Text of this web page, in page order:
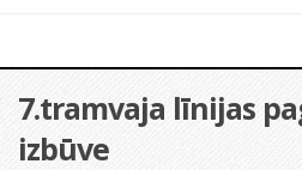
7.tramvaja līnijas
izbūve